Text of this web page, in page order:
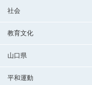
社会
教育文化
山口県
平和運動